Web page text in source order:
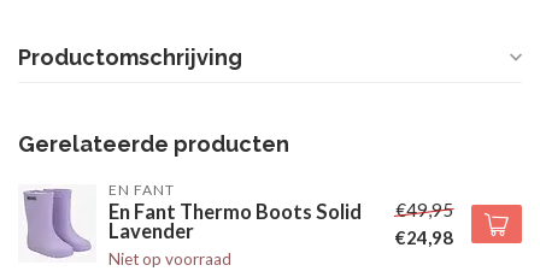
Productomschrijving
Gerelateerde producten
EN FANT
En Fant Thermo Boots Solid
Lavender
Niet op voorraad
€49,95
€24,98